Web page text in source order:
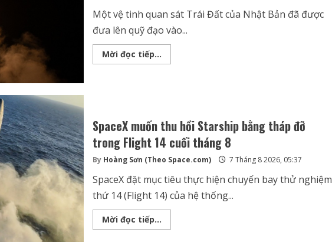
Một vệ tinh quan sát Trái Đất của Nhật Bản đã được
đưa lên quỹ đạo vào...
Mời đọc tiếp...Rocket
Lab
Nhật
Bản
sau
5
trì
SpaceX muốn thu hồi Starship bằng tháp đỡ
trong Flight 14 cuối tháng 8
ByHoàng Sơn (Theo Space.com) 7 Tháng 8 2026, 05:37
SpaceX đặt mục tiêu thực hiện chuyến bay thử nghiệm
thứ 14 (Flight 14) của hệ thống...
Mời đọc tiếp...SpaceX
muốn